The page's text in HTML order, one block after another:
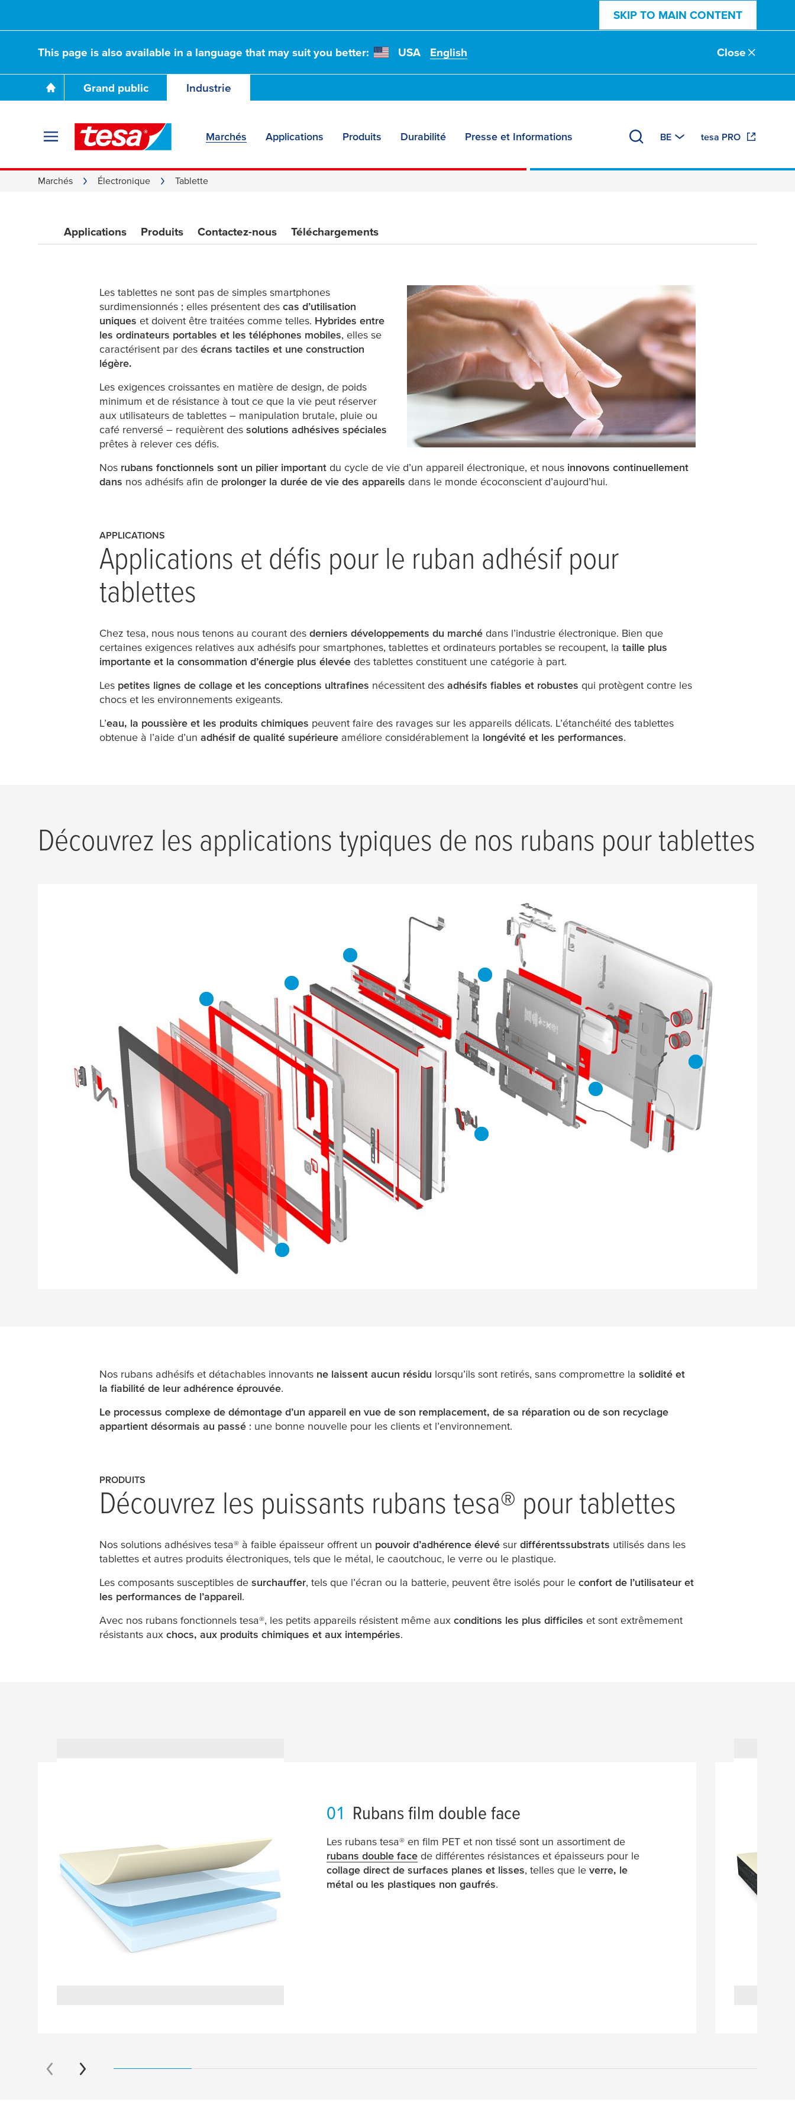
SKIP TO MAIN CONTENT
This page is also available in a language that may suit you better: USA English Close
Grand public Industrie
Marchés Applications Produits Durabilité Presse et Informations BE tesa PRO
Marchés Électronique Tablette
Rubans pour tablettes : petits,
mais puissants
Applications Produits Contactez-nous Téléchargements
Les tablettes ne sont pas de simples smartphones
surdimensionnés ; elles présentent des cas d’utilisation
uniques et doivent être traitées comme telles. Hybrides entre
les ordinateurs portables et les téléphones mobiles, elles se
caractérisent par des écrans tactiles et une construction
légère.
Les exigences croissantes en matière de design, de poids
minimum et de résistance à tout ce que la vie peut réserver
aux utilisateurs de tablettes – manipulation brutale, pluie ou
café renversé – requièrent des solutions adhésives spéciales
prêtes à relever ces défis.
Nos rubans fonctionnels sont un pilier important du cycle de vie d’un appareil électronique, et nous innovons continuellement
dans nos adhésifs afin de prolonger la durée de vie des appareils dans le monde écoconscient d’aujourd’hui.
APPLICATIONS
Applications et défis pour le ruban adhésif pour
tablettes
Chez tesa, nous nous tenons au courant des derniers développements du marché dans l’industrie électronique. Bien que
certaines exigences relatives aux adhésifs pour smartphones, tablettes et ordinateurs portables se recoupent, la taille plus
importante et la consommation d’énergie plus élevée des tablettes constituent une catégorie à part.
Les petites lignes de collage et les conceptions ultrafines nécessitent des adhésifs fiables et robustes qui protègent contre les
chocs et les environnements exigeants.
L’eau, la poussière et les produits chimiques peuvent faire des ravages sur les appareils délicats. L’étanchéité des tablettes
obtenue à l’aide d’un adhésif de qualité supérieure améliore considérablement la longévité et les performances.
Découvrez les applications typiques de nos rubans pour tablettes
Nos rubans adhésifs et détachables innovants ne laissent aucun résidu lorsqu’ils sont retirés, sans compromettre la solidité et
la fiabilité de leur adhérence éprouvée.
Le processus complexe de démontage d’un appareil en vue de son remplacement, de sa réparation ou de son recyclage
appartient désormais au passé : une bonne nouvelle pour les clients et l’environnement.
PRODUITS
Découvrez les puissants rubans tesa® pour tablettes
Nos solutions adhésives tesa® à faible épaisseur offrent un pouvoir d’adhérence élevé sur différentssubstrats utilisés dans les
tablettes et autres produits électroniques, tels que le métal, le caoutchouc, le verre ou le plastique.
Les composants susceptibles de surchauffer, tels que l’écran ou la batterie, peuvent être isolés pour le confort de l’utilisateur et
les performances de l’appareil.
Avec nos rubans fonctionnels tesa®, les petits appareils résistent même aux conditions les plus difficiles et sont extrêmement
résistants aux chocs, aux produits chimiques et aux intempéries.
01 Rubans film double face
Les rubanstesa® en film PET et non tissé sont un assortiment de
rubans double face de différentes résistances et épaisseurs pour le
collage direct de surfaces planes et lisses, telles que leverre, le
métal ou les plastiques non gaufrés.